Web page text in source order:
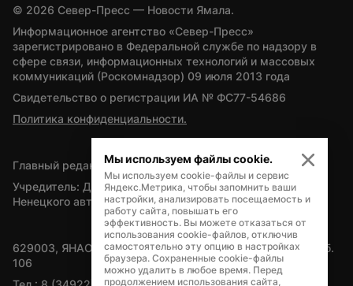
© 2026 Север-Пресс — Новости Ямала.
Информационное агентство «Север-Пресс»
зарегистрировано в Федеральной службе по надзору в
сфере связи, информационных технологий и массовых
коммуникаций (Роскомнадзор) 09 июля 2013 года
Свидетельство о регистрации ИА № ФС77-54686
Политика конфиденциальности.
Главный редактор — А.Л. Поздеев
Учредитель: Департамент внутренней политики Ямало-
Ненецкого автономного округа
629003, ЯНАО, Салехард, мкр. Богдана Кнунянца, д.1, каб.
106
Мы используем файлы cookie.
Мы используем cookie-файлы и сервис
Яндекс.Метрика, чтобы запомнить ваши
настройки, анализировать посещаемость и
работу сайта, повышать его
эффективность. Вы можете отказаться от
использования cookie-файлов, отключив
самостоятельно эту опцию в настройках
браузера. Сохраненные cookie-файлы
можно удалить в любое время. Перед
продолжением использования сайта,